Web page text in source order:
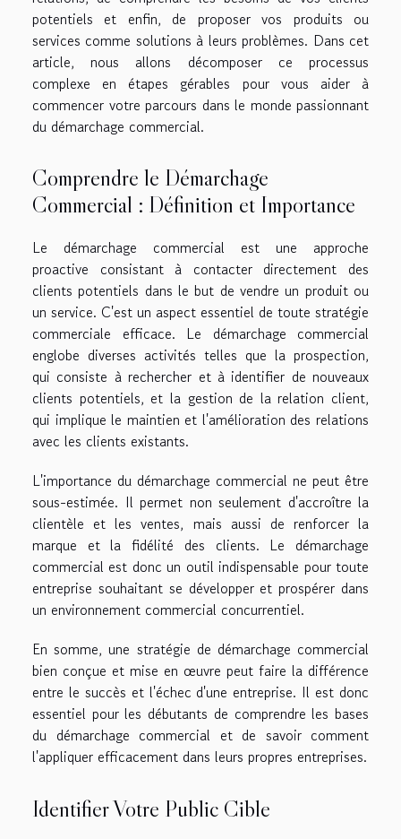
potentiels et enfin, de proposer vos produits ou
services comme solutions à leurs problèmes. Dans cet
article, nous allons décomposer ce processus
complexe en étapes gérables pour vous aider à
commencer votre parcours dans le monde passionnant
du démarchage commercial.
Comprendre le Démarchage
Commercial : Définition et Importance
Le démarchage commercial est une approche
proactive consistant à contacter directement des
clients potentiels dans le but de vendre un produit ou
un service. C'est un aspect essentiel de toute stratégie
commerciale efficace. Le démarchage commercial
englobe diverses activités telles que la prospection,
qui consiste à rechercher et à identifier de nouveaux
clients potentiels, et la gestion de la relation client,
qui implique le maintien et l'amélioration des relations
avec les clients existants.
L'importance du démarchage commercial ne peut être
sous-estimée. Il permet non seulement d'accroître la
clientèle et les ventes, mais aussi de renforcer la
marque et la fidélité des clients. Le démarchage
commercial est donc un outil indispensable pour toute
entreprise souhaitant se développer et prospérer dans
un environnement commercial concurrentiel.
En somme, une stratégie de démarchage commercial
bien conçue et mise en œuvre peut faire la différence
entre le succès et l'échec d'une entreprise. Il est donc
essentiel pour les débutants de comprendre les bases
du démarchage commercial et de savoir comment
l'appliquer efficacement dans leurs propres entreprises.
Identifier Votre Public Cible